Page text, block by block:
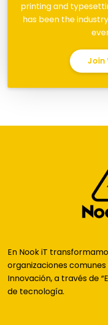
printing and
has been the
Join
En Nook iT
organizaciones
Innovación, a través de
de tecnología.